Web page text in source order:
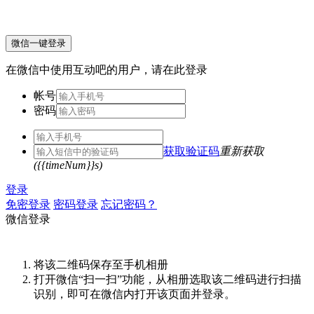
微信一键登录
在微信中使用互动吧的用户，请在此登录
帐号
密码
获取验证码重新获取
({{timeNum}}s)
登录
免密登录 密码登录 忘记密码？
微信登录
将该二维码保存至手机相册
打开微信“扫一扫”功能，从相册选取该二维码进行扫描
识别，即可在微信内打开该页面并登录。